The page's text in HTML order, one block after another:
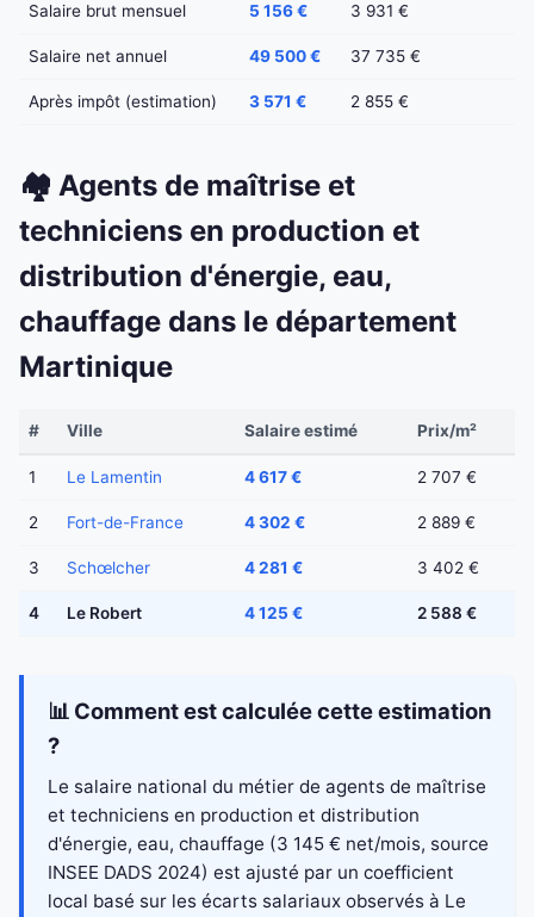
Salaire brut mensuel 5 156 € 3 931 €
Salaire net annuel 49 500 € 37 735 €
Après impôt (estimation) 3 571 € 2 855 €
🏘️ Agents de maîtrise et
techniciens en production et
distribution d'énergie, eau,
chauffage dans le département
Martinique
# Ville Salaire estimé Prix/m²
1 Le Lamentin 4 617 € 2 707 €
2 Fort-de-France 4 302 € 2 889 €
3 Schœlcher 4 281 € 3 402 €
4 Le Robert 4 125 € 2 588 €
📊 Comment est calculée cette estimation
?
Le salaire national du métier de agents de maîtrise
et techniciens en production et distribution
d'énergie, eau, chauffage (3 145 € net/mois, source
INSEE DADS 2024) est ajusté par un coefficient
local basé sur les écarts salariaux observés à Le